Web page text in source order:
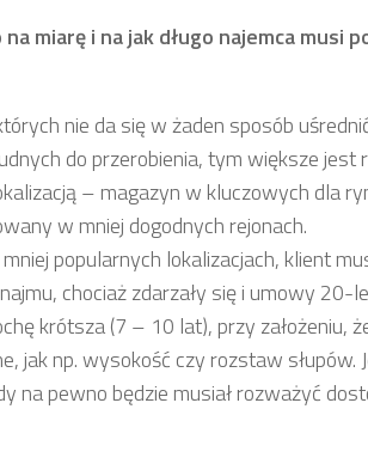
miarę i na jak długo najemca musi
nie da się w żaden sposób
do przerobienia, tym większe jest
– magazyn w kluczowych dla
w mniej dogodnych rejonach.
popularnych lokalizacjach, klient
chociaż zdarzały się i umowy 20-
krótsza (7 – 10 lat), przy założeniu,
jak np. wysokość czy rozstaw słupów.
na pewno będzie musiał rozważyć